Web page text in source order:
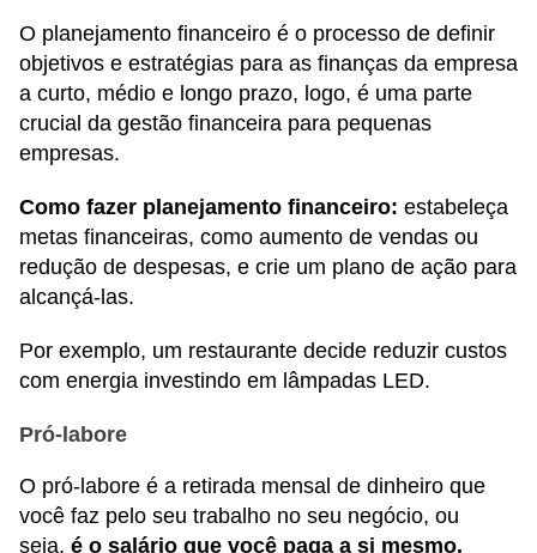
O planejamento financeiro é o processo de definir
objetivos e estratégias para as finanças da empresa
a curto, médio e longo prazo, logo, é uma parte
crucial da gestão financeira para pequenas
empresas.
Como fazer planejamento financeiro: estabeleça
metas financeiras, como aumento de vendas ou
redução de despesas, e crie um plano de ação para
alcançá-las.
Por exemplo, um restaurante decide reduzir custos
com energia investindo em lâmpadas LED.
Pró-labore
O pró-labore é a retirada mensal de dinheiro que
você faz pelo seu trabalho no seu negócio, ou
seja, é o salário que você paga a si mesmo.